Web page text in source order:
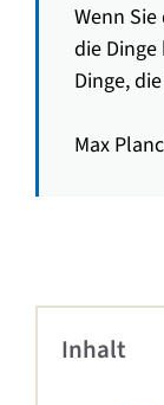
Wenn
die
Dinge,
Max
Inhalt